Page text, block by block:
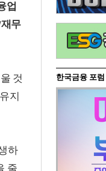
업
무
것
지
하
줄
한국금융 포럼